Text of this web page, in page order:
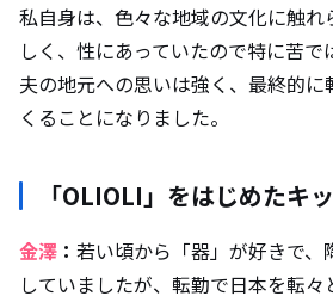
私自身は、色々な地域の文化に触
しく、性にあっていたので特に苦で
夫の地元への思いは強く、最終的に
くることになりました。
「OLIOLI」をはじめたキ
金澤 ： 若い頃から「器」が好きで、
していましたが、転勤で日本を転